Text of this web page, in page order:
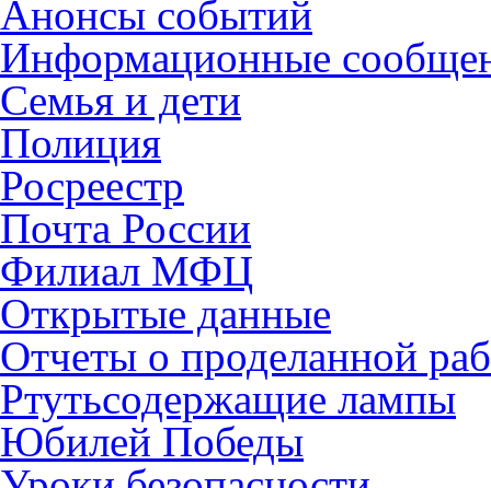
Анонсы событий
Информационные
Семья и дети
Полиция
Росреестр
Почта России
Филиал МФЦ
Открытые данные
Отчеты о проделанной
Ртутьсодержащие лампы
Юбилей Победы